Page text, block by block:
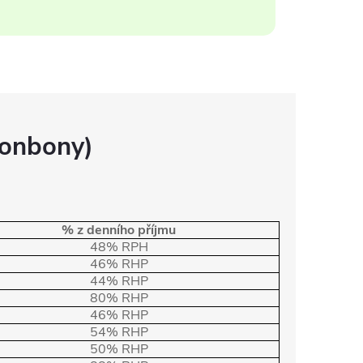
% z denního příjmu
48% RPH
46% RHP
44% RHP
80% RHP
46% RHP
54% RHP
50% RHP